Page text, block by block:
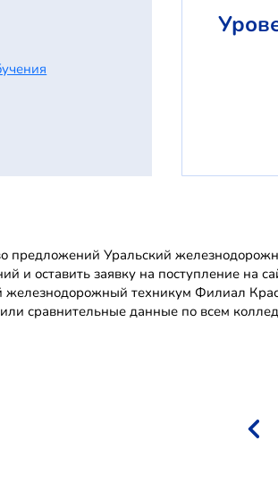
предложений Уральский
и оставить заявку на поступление
железнодорожный техникум Филиал
сравнительные данные по всем